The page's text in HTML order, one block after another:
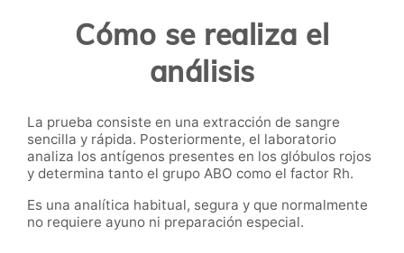
Cómo se realiza el
análisis
La prueba consiste en una extracción de sangre
sencilla y rápida. Posteriormente, el laboratorio
analiza los antígenos presentes en los glóbulos rojos
y determina tanto el grupo ABO como el factor Rh.
Es una analítica habitual, segura y que normalmente
no requiere ayuno ni preparación especial.